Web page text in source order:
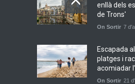
Bru:
cançons i
A la Carta ,
6 d'agost de
enllà dels
de Trons'
On Sortir 7
Escapada
platges i
acomiadar
On Sortir 21